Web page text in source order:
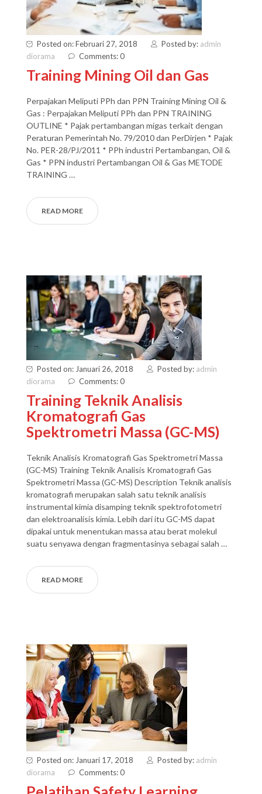
Posted on: Februari 27, 2018 Posted by: admin
diorama
Comments: 0
Training Mining Oil dan Gas
Perpajakan Meliputi PPh dan PPN Training Mining Oil &
Gas : Perpajakan Meliputi PPh dan PPN TRAINING
OUTLINE * Pajak pertambangan migas terkait dengan
Peraturan Pemerintah No. 79/2010 dan PerDirjen * Pajak
No. PER-28/PJ/2011 * PPh industri Pertambangan, Oil &
Gas * PPN industri Pertambangan Oil & Gas METODE
TRAINING …
READ MORE
Posted on: Januari 26, 2018 Posted by: admin
diorama
Comments: 0
Training Teknik Analisis
Kromatografi Gas
Spektrometri Massa (GC-MS)
Teknik Analisis Kromatografi Gas Spektrometri Massa
(GC-MS) Training Teknik Analisis Kromatografi Gas
Spektrometri Massa (GC-MS) Description Teknik analisis
kromatografi merupakan salah satu teknik analisis
instrumental kimia disamping teknik spektrofotometri
dan elektroanalisis kimia. Lebih dari itu GC-MS dapat
dipakai untuk menentukan massa atau berat molekul
suatu senyawa dengan fragmentasinya sebagai salah …
READ MORE
Posted on: Januari 17, 2018 Posted by: admin
diorama
Comments: 0